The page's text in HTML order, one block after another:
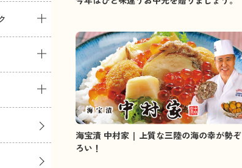
海宝漬 中村家 | 上質な三陸の海の幸が勢ぞ
ろい！